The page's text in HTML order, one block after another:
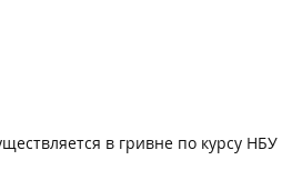
выводят его в премиум сегмент
материалов. А качественные
в гривне по курсу НБУ